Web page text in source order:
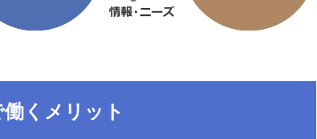
働くメリット